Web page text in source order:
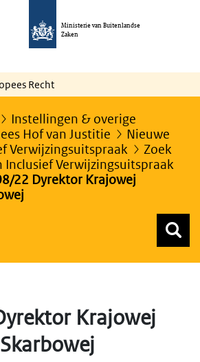
Ministerie van Buitenlandse
Zaken
Recht
Instellingen & overige
Hof van Justitie
Nieuwe
Verwijzingsuitspraak
Zoek
Inclusief Verwijzingsuitspraak
22 Dyrektor Krajowej
Krajowej